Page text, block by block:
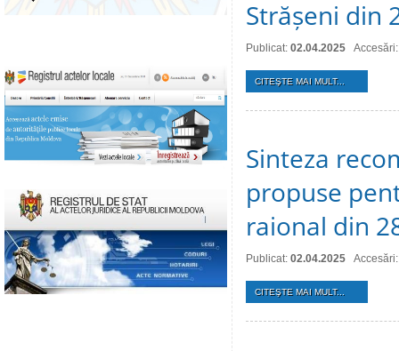
Strășeni din
Publicat: 02.04.2025
CITEŞTE MAI MULT...
Sinteza
propuse
raional din
Publicat: 02.04.2025
CITEŞTE MAI MULT...